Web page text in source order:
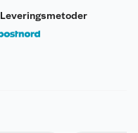
Leveringsmetoder